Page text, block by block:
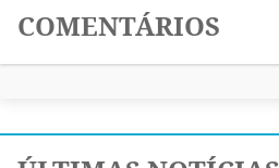
COMENTÁRIOS